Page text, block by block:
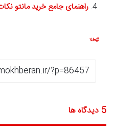
راهنمای جامع خرید مانتو
طلا
‫5 دیدگاه ها